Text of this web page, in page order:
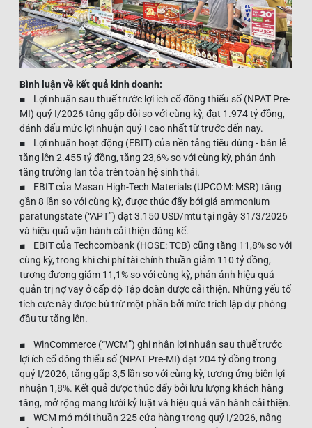
Bình luận về kết quả kinh doanh:
■ Lợi nhuận sau thuế trước lợi ích cổ đông thiểu số (NPAT Pre-
MI) quý I/2026 tăng gấp đôi so với cùng kỳ, đạt 1.974 tỷ đồng,
đánh dấu mức lợi nhuận quý I cao nhất từ trước đến nay.
■ Lợi nhuận hoạt động (EBIT) của nền tảng tiêu dùng - bán lẻ
tăng lên 2.455 tỷ đồng, tăng 23,6% so với cùng kỳ, phản ánh
tăng trưởng lan tỏa trên toàn hệ sinh thái.
■ EBIT của Masan High-Tech Materials (UPCOM: MSR) tăng
gần 8 lần so với cùng kỳ, được thúc đẩy bởi giá ammonium
paratungstate (“APT”) đạt 3.150 USD/mtu tại ngày 31/3/2026
và hiệu quả vận hành cải thiện đáng kể.
■ EBIT của Techcombank (HOSE: TCB) cũng tăng 11,8% so với
cùng kỳ, trong khi chi phí tài chính thuần giảm 110 tỷ đồng,
tương đương giảm 11,1% so với cùng kỳ, phản ánh hiệu quả
quản trị nợ vay ở cấp độ Tập đoàn được cải thiện. Những yếu tố
tích cực này được bù trừ một phần bởi mức trích lập dự phòng
đầu tư tăng lên.
■ WinCommerce (“WCM”) ghi nhận lợi nhuận sau thuế trước
lợi ích cổ đông thiểu số (NPAT Pre-MI) đạt 204 tỷ đồng trong
quý I/2026, tăng gấp 3,5 lần so với cùng kỳ, tương ứng biên lợi
nhuận 1,8%. Kết quả được thúc đẩy bởi lưu lượng khách hàng
tăng, mở rộng mạng lưới kỷ luật và hiệu quả vận hành cải thiện.
■ WCM mở mới thuần 225 cửa hàng trong quý I/2026, nâng